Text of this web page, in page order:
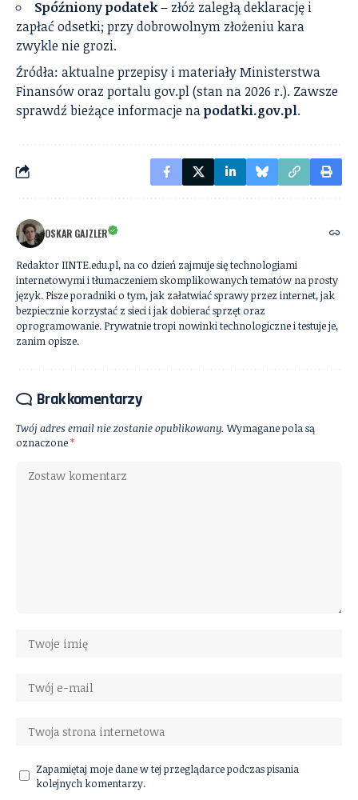
Spóźniony podatek– złóż zaległą deklarację i
zapłać odsetki; przy dobrowolnym złożeniu kara
zwykle nie grozi.
Źródła: aktualne przepisy i materiały Ministerstwa
Finansów oraz portalu gov.pl (stan na 2026 r.). Zawsze
sprawdź bieżące informacje napodatki.gov.pl.
OSKAR GAJZLER
Redaktor IINTE.edu.pl, na co dzień zajmuje się technologiami
internetowymi i tłumaczeniem skomplikowanych tematów na prosty
język. Pisze poradniki o tym, jak załatwiać sprawy przez internet, jak
bezpiecznie korzystać z sieci i jak dobierać sprzęt oraz
oprogramowanie. Prywatnie tropi nowinki technologiczne i testuje je,
zanim opisze.
Brak komentarzy
Twój adres email nie zostanie opublikowany. Wymagane pola są
oznaczone*
Zapamiętaj moje dane w tej przeglądarce podczas pisania
kolejnych komentarzy.